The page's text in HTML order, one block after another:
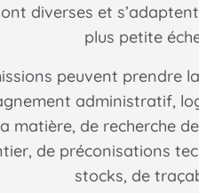
diverses et
plus petite
peuvent prendre
administratif,
matière, de recherche
de préconisations
stocks, de